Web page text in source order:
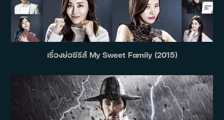
เรื่องย่อซีรีส์ My Sweet Family (2015)